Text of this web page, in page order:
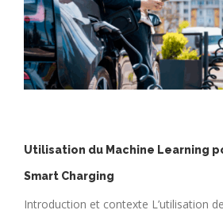
Utilisation du Machine Learning
Smart Charging
Introduction et contexte L’utilisation